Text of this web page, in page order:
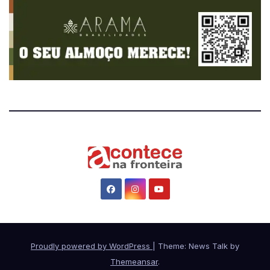
Proudly powered by WordPress
Theme: News Talk by
Themeansar.